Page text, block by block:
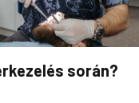
során?